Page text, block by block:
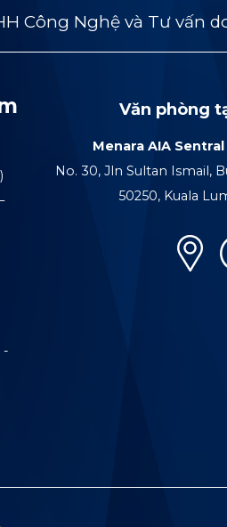
Công Nghệ và Tư vấn
-
Văn phòng
Menara AIA Sentral
No. 30, Jln Sultan Ismail,
50250, Kuala